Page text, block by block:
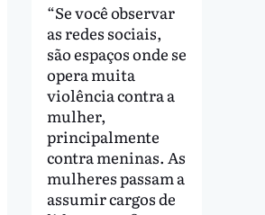
“Se você observar
as redes sociais,
são espaços onde se
opera muita
violência contra a
mulher,
principalmente
contra meninas. As
mulheres passam a
assumir cargos de